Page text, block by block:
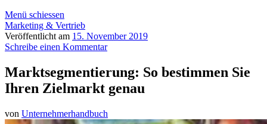
Menü schiessen
Marketing & Vertrieb
Veröffentlicht am 15. November 2019
Schreibe einen Kommentar
Marktsegmentierung: So bestimmen Sie
Ihren Zielmarkt genau
von Unternehmerhandbuch